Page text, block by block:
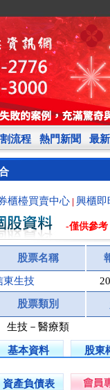
流程 熱門新聞 最
櫃檯買賣中心 興櫃即
-僅供參考
股票名稱
東生技
股票類別
生技－醫療類
基本資料 股東
資產負債表